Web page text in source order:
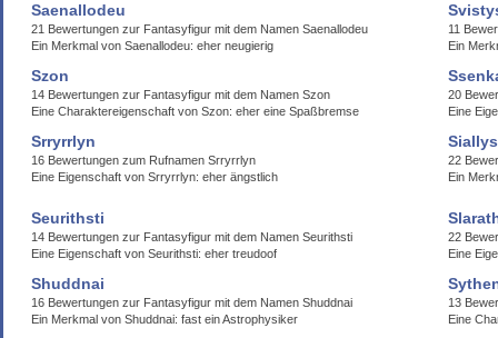
Saenallodeu
21 Bewertungen zur Fantasyfigur mit dem Namen Saenallodeu
Ein Merkmal von Saenallodeu: eher neugierig
11
Ein
Szon
14 Bewertungen zur Fantasyfigur mit dem Namen Szon
Eine Charaktereigenschaft von Szon: eher eine Spaßbremse
20
Eine
Srryrrlyn
16 Bewertungen zum Rufnamen Srryrrlyn
Eine Eigenschaft von Srryrrlyn: eher ängstlich
22
Ein
Seurithsti
14 Bewertungen zur Fantasyfigur mit dem Namen Seurithsti
Eine Eigenschaft von Seurithsti: eher treudoof
22
Eine
Shuddnai
16 Bewertungen zur Fantasyfigur mit dem Namen Shuddnai
Ein Merkmal von Shuddnai: fast ein Astrophysiker
13
Eine